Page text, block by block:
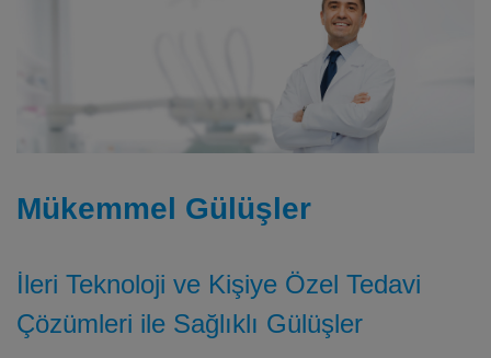
Mükemmel Gülüşler
İleri Teknoloji ve Kişiye Özel Tedavi
Çözümleri ile Sağlıklı Gülüşler